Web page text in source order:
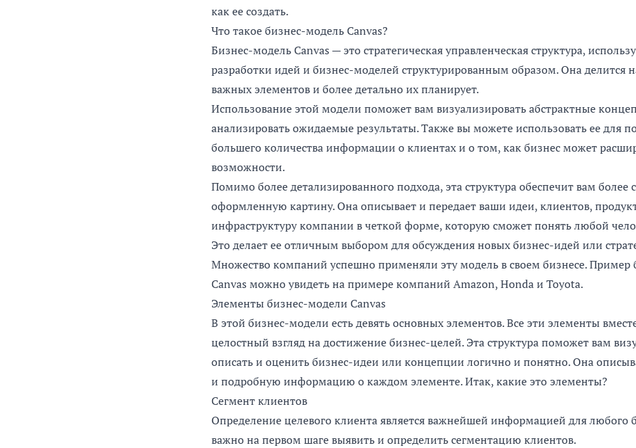
как ее создать.
Что такое бизнес-модель Canvas?
Бизнес-модель Canvas — это стратегическая управленческая структура,
разработки идей и бизнес-моделей структурированным образом. Она делится
важных элементов и более детально их планирует.
Использование этой модели поможет вам визуализировать абстрактные
анализировать ожидаемые результаты. Также вы можете использовать ее для
большего количества информации о клиентах и о том, как бизнес может
возможности.
Помимо более детализированного подхода, эта структура обеспечит вам более
оформленную картину. Она описывает и передает ваши идеи, клиентов,
инфраструктуру компании в четкой форме, которую сможет понять любой
Это делает ее отличным выбором для обсуждения новых бизнес-идей или
Множество компаний успешно применяли эту модель в своем бизнесе. Пример
Canvas можно увидеть на примере компаний Amazon, Honda и Toyota.
Элементы бизнес-модели Canvas
В этой бизнес-модели есть девять основных элементов. Все эти элементы
целостный взгляд на достижение бизнес-целей. Эта структура поможет вам
описать и оценить бизнес-идеи или концепции логично и понятно. Она
и подробную информацию о каждом элементе. Итак, какие это элементы?
Сегмент клиентов
Определение целевого клиента является важнейшей информацией для любого
важно на первом шаге выявить и определить сегментацию клиентов.